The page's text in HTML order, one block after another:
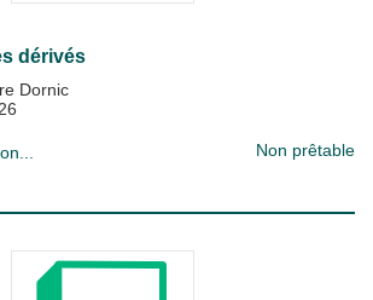
dérivés
Dornic
Non prêtable